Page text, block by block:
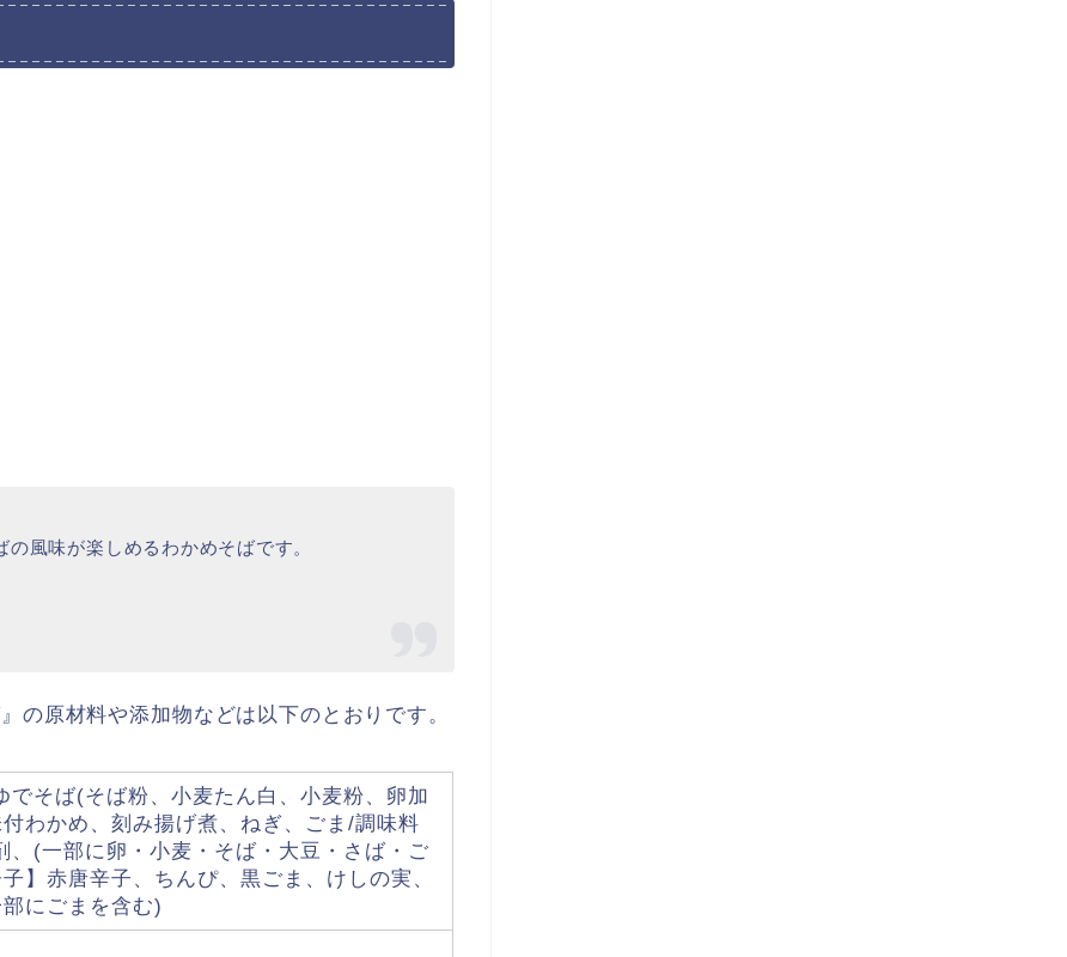
風味が楽しめるわかめそばです。
の原材料や添加物などは以下のとおりです。
そば(そば粉、小麦たん白、小麦粉、卵加
わかめ、刻み揚げ煮、ねぎ、ごま/調味料
、(一部に卵・小麦・そば・大豆・さば・ご
】赤唐辛子、ちんぴ、黒ごま、けしの実、
にごまを含む)